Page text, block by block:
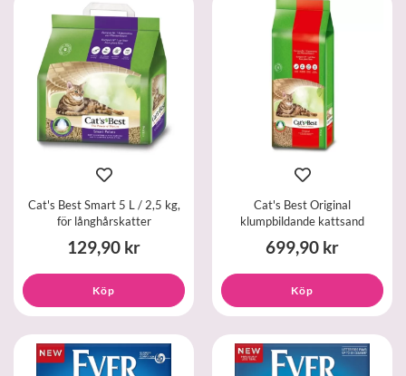
Cat's Best Smart 5 L / 2,5 kg,
för långhårskatter
129,90 kr
Köp
Cat's Best Original
klumpbildande kattsand
699,90 kr
Köp